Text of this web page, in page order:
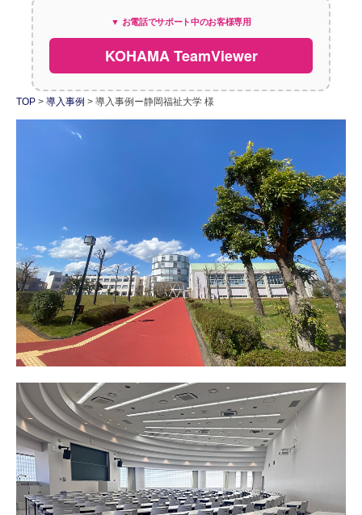
企業情報
採用情報
▼ お電話でサポート中のお客様専用
KOHAMA TeamViewer
TOP 導入事例 導入事例ー静岡福祉大学 様